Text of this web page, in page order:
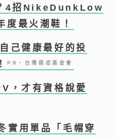
4招NikeDunkLow
度最火潮鞋！
己健康最好的投
PR・台灣癌症基金會
，才有資格說愛
實用單品「毛帽穿